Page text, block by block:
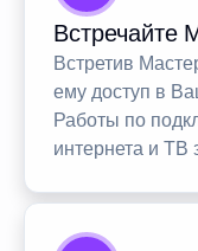
Встречайте
Встретив
ему доступ в
Работы по
интернета и ТВ